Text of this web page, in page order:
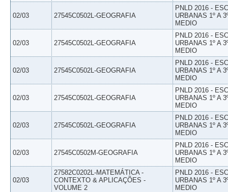
02/03 27545C0502L-GEOGRAFIA
PNLD 2016 -
URBANAS 1º A
MEDIO
02/03 27545C0502L-GEOGRAFIA
PNLD 2016 -
URBANAS 1º A
MEDIO
02/03 27545C0502L-GEOGRAFIA
PNLD 2016 -
URBANAS 1º A
MEDIO
02/03 27545C0502L-GEOGRAFIA
PNLD 2016 -
URBANAS 1º A
MEDIO
02/03 27545C0502L-GEOGRAFIA
PNLD 2016 -
URBANAS 1º A
MEDIO
02/03 27545C0502M-GEOGRAFIA
PNLD 2016 -
URBANAS 1º A
MEDIO
02/03
27582C0202L-MATEMÁTICA -
CONTEXTO & APLICAÇÕES -
VOLUME 2
PNLD 2016 -
URBANAS 1º A
MEDIO